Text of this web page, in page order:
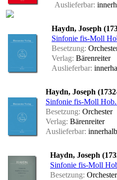
Auslieferbar:
Haydn, Joseph
Sinfonie fis-Moll
Besetzung:
Verlag: Bärenreiter
Auslieferbar:
Haydn, Joseph
Sinfonie fis-Moll
Besetzung: Orchester
Verlag: Bärenreiter
Auslieferbar:
Haydn, Joseph
Sinfonie fis-Moll
Besetzung: Orchester